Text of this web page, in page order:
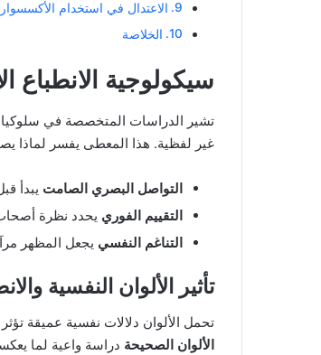
الاعتدال في استخدام
الخلاصة
سيكولوجية الانطباع
غير لفظية. هذا المعطى يفسر لماذا
التواصل البصري الصامت يبدأ
التقييم الفوري يحدد نظرة
التناغم النفسي يجعل المظهر
تأثير الألوان النفسية
تحمل الألوان دلالات نفسية عميقة
الألوان الصحيحة دراسة واعية لما